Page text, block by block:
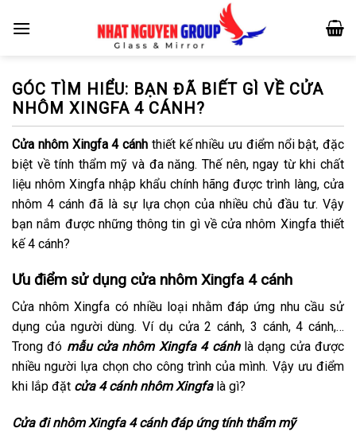
GÓC TÌM HIỂU: BẠN ĐÃ BIẾT GÌ VỀ CỬA
NHÔM XINGFA 4 CÁNH?
Cửa nhôm Xingfa 4 cánh thiết kế nhiều ưu điểm nổi bật, đặc
biệt về tính thẩm mỹ và đa năng. Thế nên, ngay từ khi chất
liệu nhôm Xingfa nhập khẩu chính hãng được trình làng, cửa
nhôm 4 cánh đã là sự lựa chọn của nhiều chủ đầu tư. Vậy
bạn nắm được những thông tin gì về cửa nhôm Xingfa thiết
kế 4 cánh?
Ưu điểm sử dụng cửa nhôm Xingfa 4 cánh
Cửa nhôm Xingfa có nhiều loại nhằm đáp ứng nhu cầu sử
dụng của người dùng. Ví dụ cửa 2 cánh, 3 cánh, 4 cánh,…
Trong đó mẫu cửa nhôm Xingfa 4 cánh là dạng cửa được
nhiều người lựa chọn cho công trình của mình. Vậy ưu điểm
khi lắp đặt cửa 4 cánh nhôm Xingfa là gì?
Cửa đi nhôm Xingfa 4 cánh đáp ứng tính thẩm mỹ